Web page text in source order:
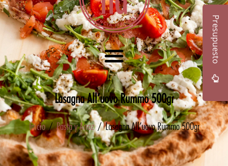
Lasagna All’uovo Rummo 500gr
Inicio/Pasta y Arroz/ Lasagna All’uovo Rummo 500gr
Presupuesto